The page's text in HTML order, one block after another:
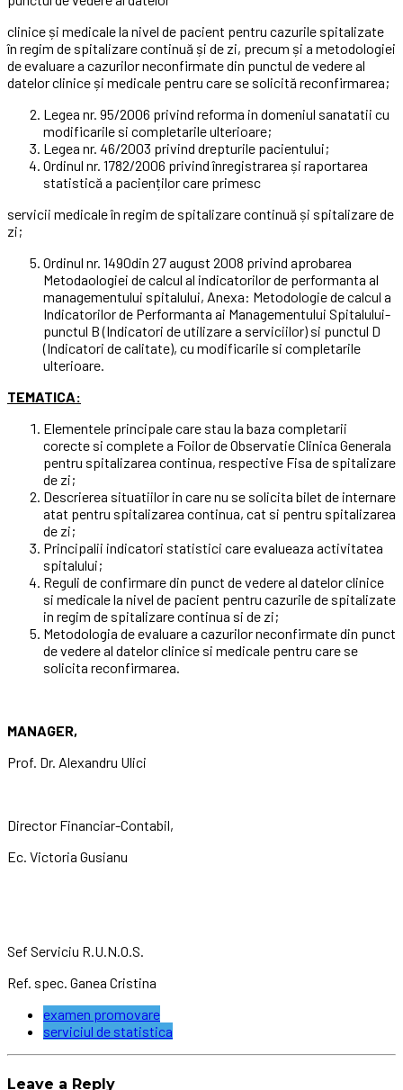
clinice și medicale la nivel de pacient pentru cazurile spitalizate
în regim de spitalizare continuă și de zi, precum și a metodologiei
de evaluare a cazurilor neconfirmate din punctul de vedere al
datelor clinice și medicale pentru care se solicită reconfirmarea;
Legea nr. 95/2006 privind reforma in domeniul sanatatii cu
modificarile si completarile ulterioare;
Legea nr. 46/2003 privind drepturile pacientului;
Ordinul nr. 1782/2006 privind înregistrarea și raportarea
statistică a pacienților care primesc
servicii medicale în regim de spitalizare continuă și spitalizare de
zi;
Ordinul nr. 1490din 27 august 2008 privind aprobarea
Metodaologiei de calcul al indicatorilor de performanta al
managementului spitalului, Anexa: Metodologie de calcul a
Indicatorilor de Performanta ai Managementului Spitalului-
punctul B (Indicatori de utilizare a serviciilor) si punctul D
(Indicatori de calitate), cu modificarile si completarile
ulterioare.
TEMATICA:
Elementele principale care stau la baza completarii
corecte si complete a Foilor de Observatie Clinica Generala
pentru spitalizarea continua, respective Fisa de spitalizare
de zi;
Descrierea situatiilor in care nu se solicita bilet de internare
atat pentru spitalizarea continua, cat si pentru spitalizarea
de zi;
Principalii indicatori statistici care evalueaza activitatea
spitalului;
Reguli de confirmare din punct de vedere al datelor clinice
si medicale la nivel de pacient pentru cazurile de spitalizate
in regim de spitalizare continua si de zi;
Metodologia de evaluare a cazurilor neconfirmate din punct
de vedere al datelor clinice si medicale pentru care se
solicita reconfirmarea.
MANAGER,
Prof. Dr. Alexandru Ulici
Director Financiar-Contabil,
Ec. Victoria Gusianu
Sef Serviciu R.U.N.O.S.
Ref. spec. Ganea Cristina
examen promovare
serviciul de statistica
Leave a Reply